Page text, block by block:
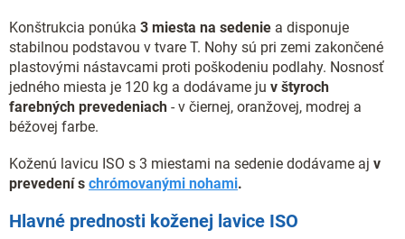
Konštrukcia ponúka 3 miesta na sedenie a disponuje
stabilnou podstavou v tvare T. Nohy sú pri zemi zakončené
plastovými nástavcami proti poškodeniu podlahy. Nosnosť
jedného miesta je 120 kg a dodávame ju v štyroch
farebných prevedeniach - v čiernej, oranžovej, modrej a
béžovej farbe.
Koženú lavicu ISO s 3 miestami na sedenie dodávame aj v
prevedení s chrómovanými nohami.
Hlavné prednosti koženej lavice ISO